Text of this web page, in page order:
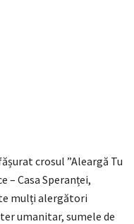
crosul ”Aleargă Tu
– Casa Speranței,
mulți alergători
umanitar, sumele de